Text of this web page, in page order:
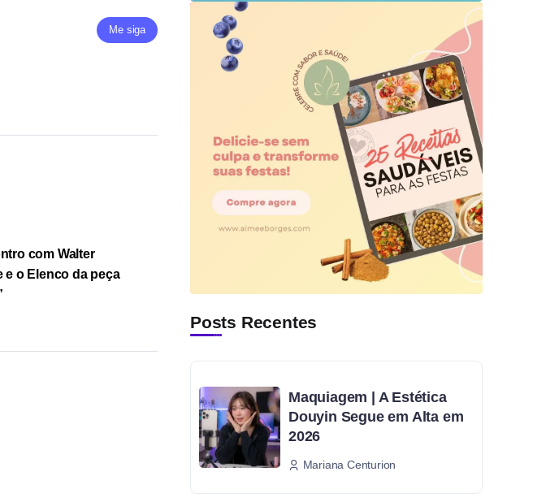
Me siga
com Walter
e o Elenco da peça
Posts Recentes
Maquiagem | A Estética
Douyin Segue em Alta em
2026
Mariana Centurion